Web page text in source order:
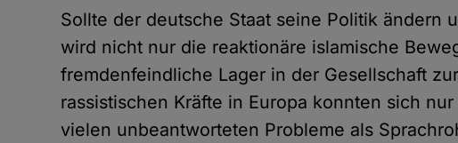
Sollte der deutsche Staat seine Politik ändern
wird nicht nur die reaktionäre islamische
fremdenfeindliche Lager in der Gesellschaft
rassistischen Kräfte in Europa konnten sich
vielen unbeantworteten Probleme als